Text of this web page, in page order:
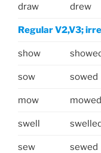
draw drew
Regular V2,V3;
show
sow sowed
mow mowed
swell
sew sewed